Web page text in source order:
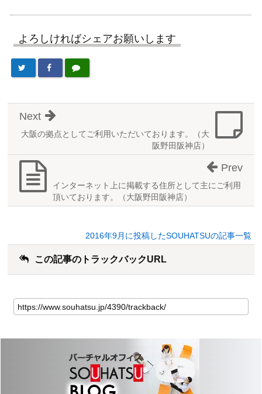
よろしければシェアお願いします
大阪の拠点としてご利用いただいております。（大
阪野田阪神店）
Next
インターネット上に掲載する住所として主にご利用
頂いております。（大阪野田阪神店）
Prev
2016年9月に投稿したSOUHATSUの記事一覧
この記事のトラックバックURL